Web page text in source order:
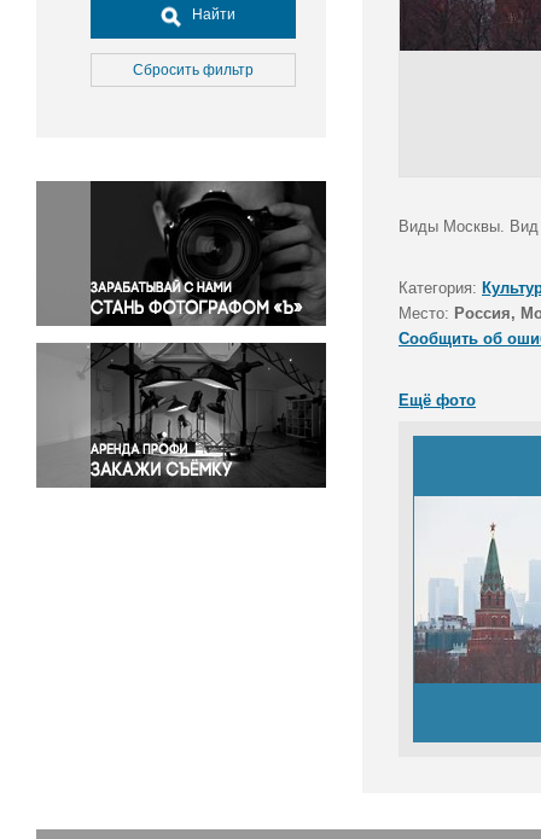
Досуг, туризм и отдых
Культура
Медицина
Окружающая среда
Политика
Правосудие
Происшествия и конфликты
Религия
Светская жизнь
Спорт
Экология
Экономика и бизнес
Найти
Сбросить фильтр
Виды Москвы. Вид
Категория:
Место: Россия,
Сообщить об
Ещё фото